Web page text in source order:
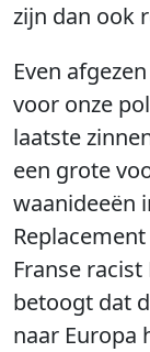
zijn dan ook
Even
voor onze
laatste
een grote
waanideeën
Franse
betoogt dat
naar Europa